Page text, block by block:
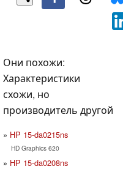
Они похожи:
Характеристики
схожи, но
производитель другой
HP 15-da0215ns
HD Graphics 620
HP 15-da0208ns